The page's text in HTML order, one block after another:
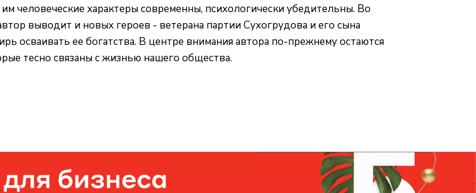
человеческие характеры современны, психологически убедительны. Во
выводит и новых героев - ветерана партии Сухогрудова и его сына
осваивать ее богатства. В центре внимания автора по-прежнему остаются
тесно связаны с жизнью нашего общества.